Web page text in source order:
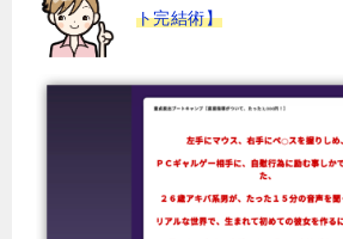
ト完結術】